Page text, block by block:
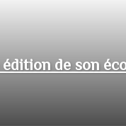
édition de son